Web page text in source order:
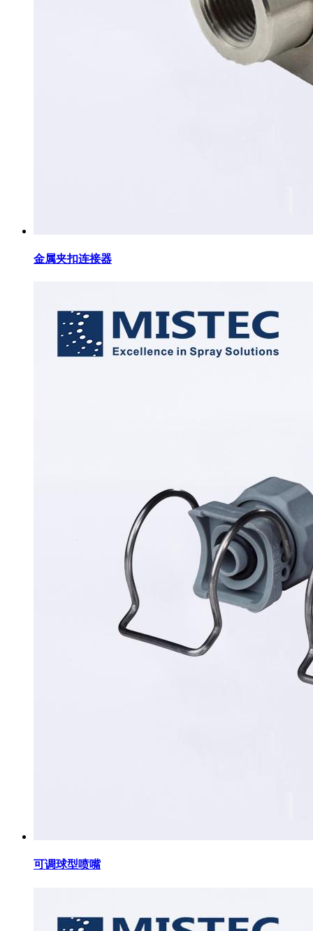
金属夹扣连接器
可调球型喷嘴